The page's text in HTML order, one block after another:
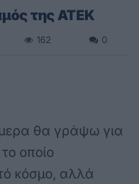
της ΑΤΕΚ
162 0
θα γράψω για
οποίο
κόσμο, αλλά